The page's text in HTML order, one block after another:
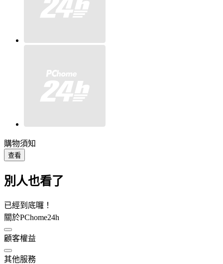
購物須知
查看
別人也看了
已經到底囉！
關於PChome24h
顧客權益
其他服務